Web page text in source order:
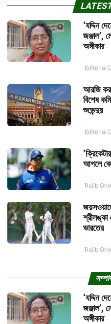
‘যদ্দিন
জঞ্জাল’,
অঙ্গীকার
Editorial
আরজি
বিশেষ
শুভেন্দুর
Editorial
আগলে
Rajib
শ্রীলঙ্কা
ভারতের
Rajib
‘যদ্দিন
জঞ্জাল’,
অঙ্গীকার